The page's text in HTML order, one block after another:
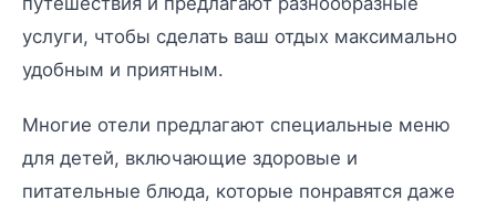
услуги, чтобы сделать ваш отдых максимально
удобным и приятным.
Многие отели предлагают специальные меню
для детей, включающие здоровые и
питательные блюда, которые понравятся даже